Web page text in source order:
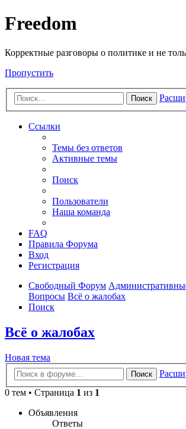
Freedom
Корректные разговоры о политике и не
Пропустить
Поиск
Ссылки
Темы без ответов
Активные темы
Поиск
Пользователи
Наша команда
FAQ
Правила Форума
Вход
Регистрация
Свободный Форум
Вопросы Всё о жалобах
Поиск
Всё о жалобах
Новая тема
Поиск
0 тем • Страница 1 из 1
Объявления
Ответы